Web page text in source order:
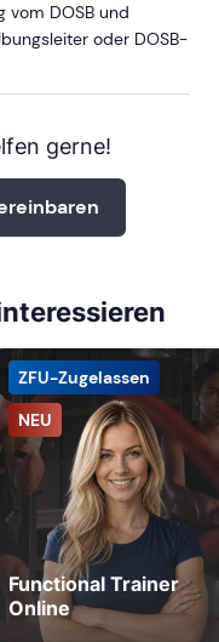
vom DOSB und
oder DOSB-
gerne!
NEU
ZFU-Zugelassen
Functional Trainer
Online